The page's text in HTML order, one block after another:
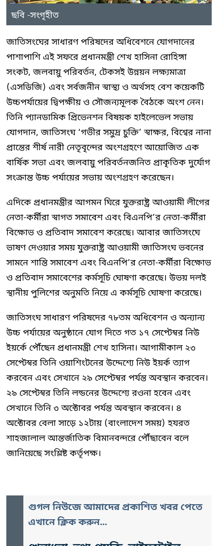
ছবি -সংগৃহীত
জাতিসংঘের সাধারণ পরিষদের অধিবেশনে যোগদানের
পাশাপাশি এই সফরে প্রধানমন্ত্রী শেখ হাসিনা রোহিঙ্গা
সংকট, জলবায়ু পরিবর্তন, টেকসই উন্নয়ন লক্ষ্যমাত্রা
(এসডিজি) এবং সর্বজনীন স্বাস্থ্য ও অর্থসহ বেশ কয়েকটি
উচ্চপর্যায়ের দ্বিপক্ষীয় ও সৌজন্যমূলক বৈঠকে অংশ নেন।
তিনি প্যানডামিক প্রিভেনশন বিষয়ক হাইলেভেল সভায়
যোগদান, জাতিসংঘ ‘গভীর সমুদ্র চুক্তি’ স্বাক্ষর, বিশ্বের নানা
প্রান্তের শীর্ষ নারী নেতৃবৃন্দের অংশগ্রহণে আয়োজিত এক
বার্ষিক সভা এবং জলবায়ু পরিবর্তনজনিত প্রাকৃতিক দুর্যোগ
সংক্রান্ত উচ্চ পর্যায়ের সভায় অংশগ্রহণ করেছেন।
এদিকে প্রধানমন্ত্রীর আগমন ঘিরে যুক্তরাষ্ট্র আওয়ামী লীগের
নেতা-কর্মীরা স্বাগত সমাবেশ এবং বিএনপি’র নেতা-কর্মীরা
বিক্ষোভ ও প্রতিবাদ সমাবেশ করেছে। আবার জাতিসংঘে
ভাষণ দেওয়ার সময় যুক্তরাষ্ট্র আওয়ামী জাতিসংঘ ভবনের
সামনে শান্তি সমাবেশ এবং বিএনপি’র নেতা-কর্মীরা বিক্ষোভ
ও প্রতিবাদ সমাবেশের কর্মসূচি ঘোষণা করেছে। উভয় দলই
স্থানীয় পুলিশের অনুমতি নিয়ে এ কর্মসূচি ঘোষণা করেছে।
জাতিসংঘ সাধারণ পরিষদের ৭৮তম অধিবেশন ও অন্যান্য
উচ্চ পর্যায়ের অনুষ্ঠানে যোগ দিতে গত ১৭ সেপ্টেম্বর নিউ
ইয়র্কে পৌঁছেন প্রধানমন্ত্রী শেখ হাসিনা। আগামীকাল ২৩
সেপ্টেম্বর তিনি ওয়াশিংটনের উদ্দেশ্যে নিউ ইয়র্ক ত্যাগ
করবেন এবং সেখানে ২৯ সেপ্টেম্বর পর্যন্ত অবস্থান করবেন।
২৯ সেপ্টেম্বর তিনি লন্ডনের উদ্দেশ্যে রওনা হবেন এবং
সেখানে তিনি ৩ অক্টোবর পর্যন্ত অবস্থান করবেন। ৪
অক্টোবর বেলা সাড়ে ১২টায় (বাংলাদেশ সময়) হযরত
শাহজালাল আন্তর্জাতিক বিমানবন্দরে পৌঁছাবেন বলে
জানিয়েছে সংশ্লিষ্ট কর্তৃপক্ষ।
গুগল নিউজে আমাদের প্রকাশিত খবর পেতে
এখানে ক্লিক করুন...